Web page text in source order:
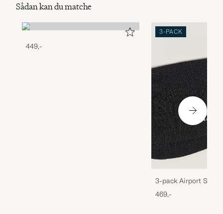
Sådan kan du matche
449,-
3-PACK
3-pack Airport
Melange
469,-